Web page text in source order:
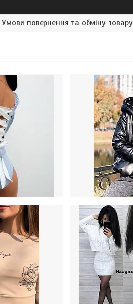
Умови повернення та обміну товару